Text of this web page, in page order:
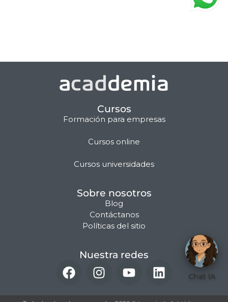
Cursos
Formación para empresas
Cursos online
Cursos universidades
Sobre nosotros
Blog
Contáctanos
Políticas del sitio
Nuestra redes
Chat IA